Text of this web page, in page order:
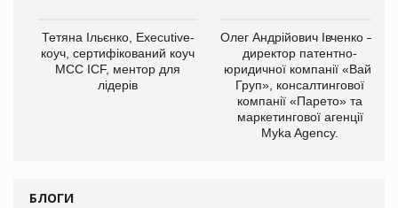
Тетяна Ільєнко, Executive-
коуч, сертифікований коуч
МСС ICF, ментор для
лідерів
Олег Андрійович Івченко —
директор патентно-
юридичної компанії «Вайз
Груп», консалтингової
компанії «Парето» та
маркетингової агенції
Myka Agency.
БЛОГИ